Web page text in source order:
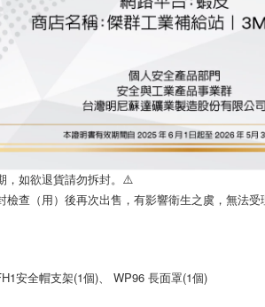
，如欲退貨請勿拆封。⚠️
查（用）後再次出售，有影響衛生之虞，無法
安全帽支架(1個)、 WP96 長面罩(1個)